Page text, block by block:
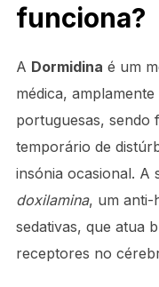
funciona?
A Dormidina é um
médica,
portuguesas, sendo
temporário de
insónia ocasional. A
doxilamina, um anti-
sedativas, que atua
receptores no